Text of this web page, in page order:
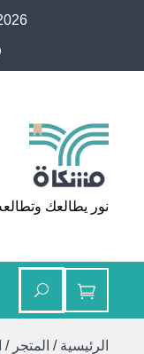
مشكاة
نور يطالعك
الرئيسية / المتجر /